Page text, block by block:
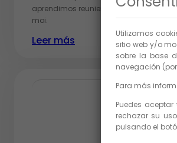
aprendimos reuniendo a Sepiia, Sophie
moi.
Leer más
Utilizamos
sitio web y/o
sobre la base
navegación
Para más
Puedes
rechazar su
pulsando el